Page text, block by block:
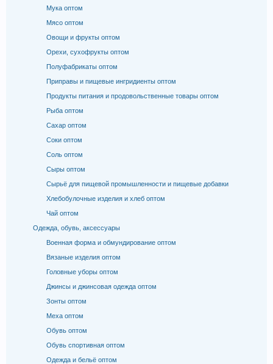
Мука оптом
Мясо оптом
Овощи и фрукты оптом
Орехи, сухофрукты оптом
Полуфабрикаты оптом
Приправы и пищевые ингридиенты оптом
Продукты питания и продовольственные товары оптом
Рыба оптом
Сахар оптом
Соки оптом
Соль оптом
Сыры оптом
Сырьё для пищевой промышленности и пищевые добавки
Хлебобулочные изделия и хлеб оптом
Чай оптом
Одежда, обувь, аксессуары
Военная форма и обмундирование оптом
Вязаные изделия оптом
Головные уборы оптом
Джинсы и джинсовая одежда оптом
Зонты оптом
Меха оптом
Обувь оптом
Обувь спортивная оптом
Одежда и бельё оптом